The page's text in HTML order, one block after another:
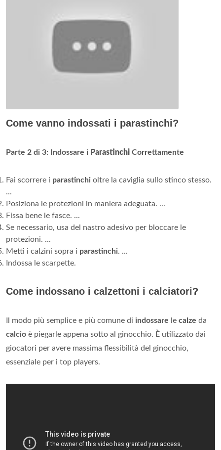
Come vanno indossati i parastinchi?
Parte 2 di 3: Indossare i Parastinchi Correttamente
Fai scorrere i parastinchi oltre la caviglia sullo stinco stesso.
...
Posiziona le protezioni in maniera adeguata. ...
Fissa bene le fasce. ...
Se necessario, usa del nastro adesivo per bloccare le
protezioni. ...
Metti i calzini sopra i parastinchi. ...
Indossa le scarpette.
Come indossano i calzettoni i calciatori?
Il modo più semplice e più comune di indossare le calze da
calcio è piegarle appena sotto al ginocchio. È utilizzato dai
giocatori per avere massima flessibilità del ginocchio,
essenziale per i top players.